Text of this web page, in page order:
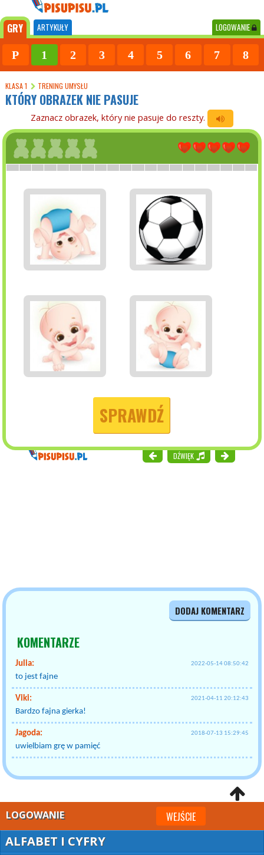
GRY ARTYKUŁY LOGOWANIE
P 1 2 3 4 5 6 7 8
KLASA 1 TRENING UMYSŁU
KTÓRY OBRAZEK NIE PASUJE
Zaznacz obrazek, który nie pasuje do reszty.
SPRAWDŹ
DŹWIĘK
DODAJ KOMENTARZ
KOMENTARZE
Julia: 2022-05-14 08:50:42
to jest fajne
Viki: 2021-04-11 20:12:43
Bardzo fajna gierka!
Jagoda: 2018-07-13 15:29:45
uwielbiam grę w pamięć
LOGOWANIE WEJŚCIE
ALFABET I CYFRY